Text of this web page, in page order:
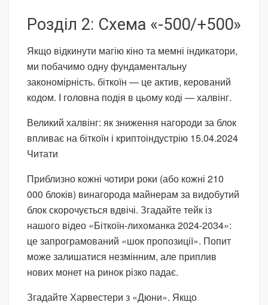
Розділ 2: Схема «-500/+500»
Якщо відкинути магію кіно та мемні індикатори,
ми побачимо одну фундаментальну
закономірність. біткоїн — це актив, керований
кодом. І головна подія в цьому коді — халвінг.
Великий халвінг: як зниження нагороди за блок
впливає на біткоїн і криптоіндустрію 15.04.2024
Читати
Приблизно кожні чотири роки (або кожні 210
000 блоків) винагорода майнерам за видобутий
блок скорочується вдвічі. Згадайте тейк із
нашого відео «Біткоїн-лихоманка 2024-2034»:
це запрограмований «шок пропозиції». Попит
може залишатися незмінним, але приплив
нових монет на ринок різко падає.
Згадайте Харвестери з «Дюни». Якщо